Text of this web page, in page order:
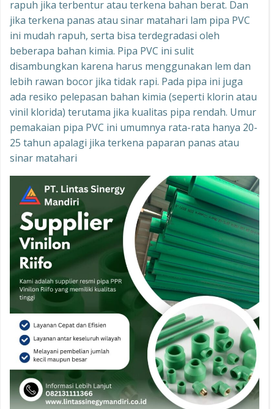
rapuh jika terbentur atau terkena bahan berat. Dan
jika terkena panas atau sinar matahari lam pipa PVC
ini mudah rapuh, serta bisa terdegradasi oleh
beberapa bahan kimia. Pipa PVC ini sulit
disambungkan karena harus menggunakan lem dan
lebih rawan bocor jika tidak rapi. Pada pipa ini juga
ada resiko pelepasan bahan kimia (seperti klorin atau
vinil klorida) terutama jika kualitas pipa rendah. Umur
pemakaian pipa PVC ini umumnya rata-rata hanya 20-
25 tahun apalagi jika terkena paparan panas atau
sinar matahari